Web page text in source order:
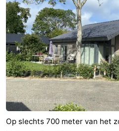
et
manger
Événements
Conduite
de
l'anneau
Pratiques
Forum
Route
-
Op slechts 700 meter van het